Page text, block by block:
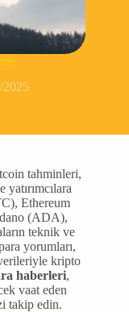
2025
tahminleri,
Ethereum
(ADA),
teknik ve
yorumları,
kripto
haberleri,
vaat eden
takip edin.